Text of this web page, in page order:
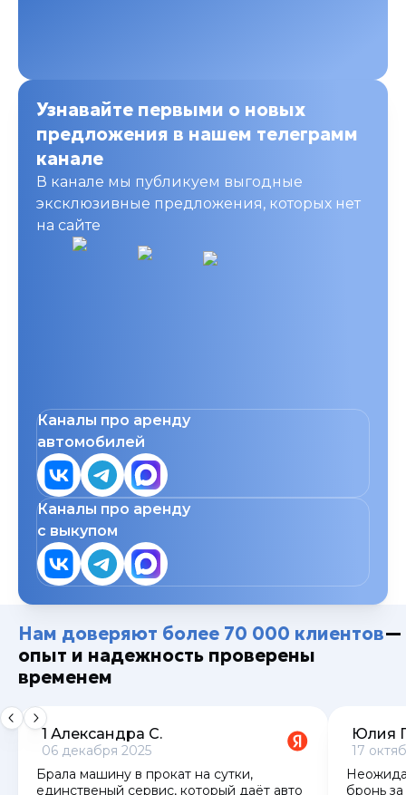
Узнавайте первыми о новых
предложения в нашем телеграмм
канале
В канале мы публикуем выгодные
эксклюзивные предложения, которых нет
на сайте
Каналы про аренду
автомобилей
Каналы про аренду
с выкупом
Нам доверяют более 70 000 клиентов—
опыт и надежность проверены
временем
1 Александра С.
06 декабря 2025
Брала машину в прокат на сутки,
единственый сервис, который даёт авто
Юлия
17
бронь